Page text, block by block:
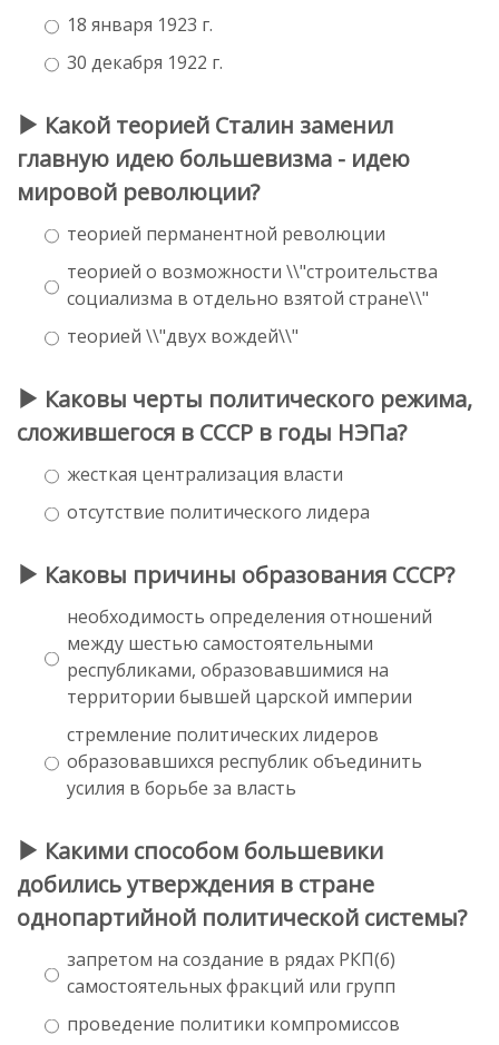
18 января 1923 г.
30 декабря 1922 г.
Какой теорией Сталин заменил
главную идею большевизма - идею
мировой революции?
теорией перманентной революции
теорией о возможности \\"строительства
социализма в отдельно взятой стране\\"
теорией \\"двух вождей\\"
Каковы черты политического режима,
сложившегося в СССР в годы НЭПа?
жесткая централизация власти
отсутствие политического лидера
Каковы причины образования СССР?
необходимость определения отношений
между шестью самостоятельными
республиками, образовавшимися на
территории бывшей царской империи
стремление политических лидеров
образовавшихся республик объединить
усилия в борьбе за власть
Какими способом большевики
добились утверждения в стране
однопартийной политической системы?
запретом на создание в рядах РКП(б)
самостоятельных фракций или групп
проведение политики компромиссов